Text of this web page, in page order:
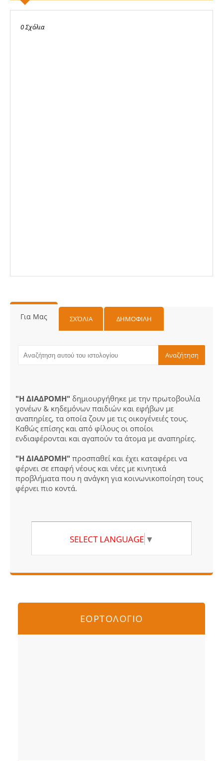
0 Σχόλια
Για Μας ΣΧΌΛΙΑ ΔΗΜΟΦΙΛΗ
"Η ΔΙΑΔΡΟΜΗ" δημιουργήθηκε με την πρωτοβουλία
γονέων & κηδεμόνων παιδιών και εφήβων με
αναπηρίες, τα οποία ζουν με τις οικογένειές τους.
Καθώς επίσης και από φίλους οι οποίοι
ενδιαφέρονται και αγαπούν τα άτομα με αναπηρίες.
"Η ΔΙΑΔΡΟΜΗ" προσπαθεί και έχει καταφέρει να
φέρνει σε επαφή νέους και νέες με κινητικά
προβλήματα που η ανάγκη για κοινωνικοποίηση τους
φέρνει πιο κοντά.
SELECT LANGUAGE ▼
ΕΟΡΤΟΛΟΓΙΟ